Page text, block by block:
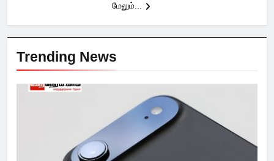
மேலும்...
Trending News